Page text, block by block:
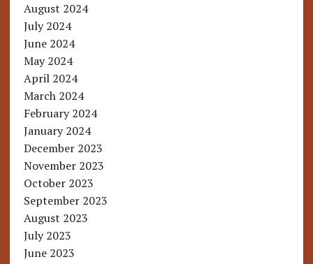
August 2024
July 2024
June 2024
May 2024
April 2024
March 2024
February 2024
January 2024
December 2023
November 2023
October 2023
September 2023
August 2023
July 2023
June 2023